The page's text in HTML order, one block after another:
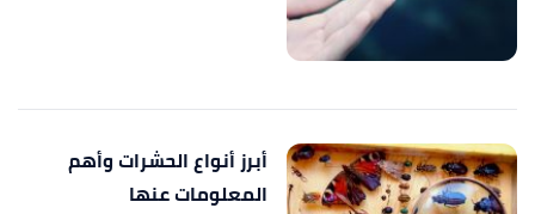
أبرز أنواع الحشرات وأهم
المعلومات عنها